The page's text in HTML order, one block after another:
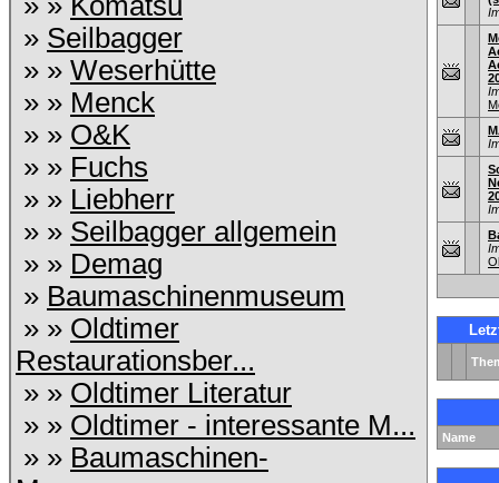
» Seilbagger
» » Weserhütte
» » Menck
» » O&K
» » Fuchs
» » Liebherr
» » Seilbagger allgemein
» » Demag
» Baumaschinenmuseum
» » Oldtimer
Restaurationsber...
» » Oldtimer Literatur
» » Oldtimer - interessante M...
» » Baumaschinen-
Name